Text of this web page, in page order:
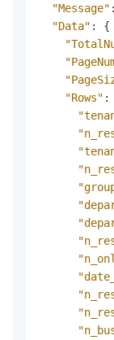
"Message" :
"Data" :
{
"Rows" :